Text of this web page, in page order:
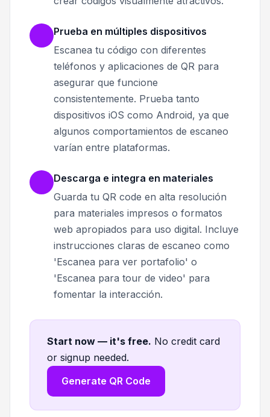
Prueba en múltiples dispositivos
Escanea tu código con diferentes
teléfonos y aplicaciones de QR para
asegurar que funcione
consistentemente. Prueba tanto
dispositivos iOS como Android, ya que
algunos comportamientos de escaneo
varían entre plataformas.
Descarga e integra en materiales
Guarda tu QR code en alta resolución
para materiales impresos o formatos
web apropiados para uso digital. Incluye
instrucciones claras de escaneo como
'Escanea para ver portafolio' o
'Escanea para tour de video' para
fomentar la interacción.
Start now — it's free. No credit card
or signup needed.
Generate QR Code